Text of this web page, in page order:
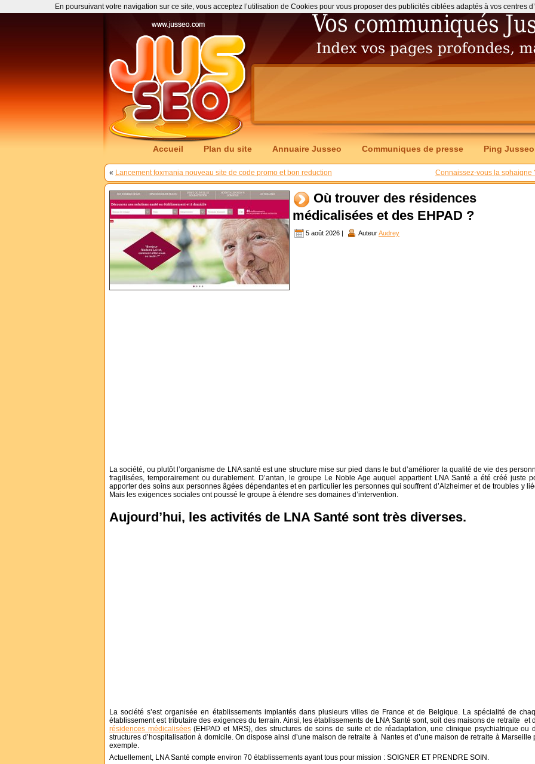
Accueil Plan du site Annuaire Jusseo Communiques de presse Ping Jusseo
« Lancement foxmania nouveau site de code promo et bon reduction Connaissez-vous la sphaigne
Où trouver des résidences
médicalisées et des EHPAD ?
5 août 2026 | AuteurAudrey
La société, ou plutôt l’organisme de LNA santé est une structure mise sur pied dans le but d’améliorer la qualité de vie des
fragilisées, temporairement ou durablement. D’antan, le groupe Le Noble Age auquel appartient LNA Santé a été créé juste
apporter des soins aux personnes âgées dépendantes et en particulier les personnes qui souffrent d’Alzheimer et de troubles y
Mais les exigences sociales ont poussé le groupe à étendre ses domaines d’intervention.
Aujourd’hui, les activités de LNA Santé sont très diverses.
La société s’est organisée en établissements implantés dans plusieurs villes de France et de Belgique. La spécialité de
établissement est tributaire des exigences du terrain. Ainsi, les établissements de LNA Santé sont, soit des maisons de retraite et
résidences médicalisées(EHPAD et MRS), des structures de soins de suite et de réadaptation, une clinique psychiatrique ou
structures d’hospitalisation à domicile. On dispose ainsi d’une maison de retraite à Nantes et d’une maison de retraite à Marseille
exemple.
Actuellement, LNA Santé compte environ 70 établissements ayant tous pour mission : SOIGNER ET PRENDRE SOIN.
En poursuivant votre navigation sur ce site, vous acceptez l’utilisation de Cookies pour vous proposer des publicités ciblées adaptés à vos centres